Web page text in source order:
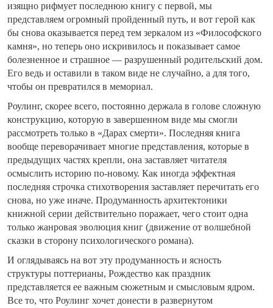
изящно рифмует последнюю книгу с первой, мы
представляем огромный пройденный путь, и вот герой как
бы снова оказывается перед тем зеркалом из «Философского
камня», но теперь оно искривилось и показывает самое
болезненное и страшное — разрушенный родительский дом.
Его ведь и оставили в таком виде не случайно, а для того,
чтобы он превратился в мемориал.
Роулинг, скорее всего, постоянно держала в голове сложную
конструкцию, которую в завершенном виде мы смогли
рассмотреть только в «Дарах смерти». Последняя книга
вообще переворачивает многие представления, которые в
предыдущих частях крепли, она заставляет читателя
осмыслить историю по-новому. Как иногда эффектная
последняя строчка стихотворения заставляет перечитать его
снова, но уже иначе. Продуманность архитектоники
книжной серии действительно поражает, чего стоит одна
только жанровая эволюция книг (движение от волшебной
сказки в сторону психологического романа).
И оглядываясь на вот эту продуманность и ясность
структуры поттерианы, Рождество как праздник
представляется ее важным сюжетным и смысловым ядром.
Все то, что Роулинг хочет донести в развернутом